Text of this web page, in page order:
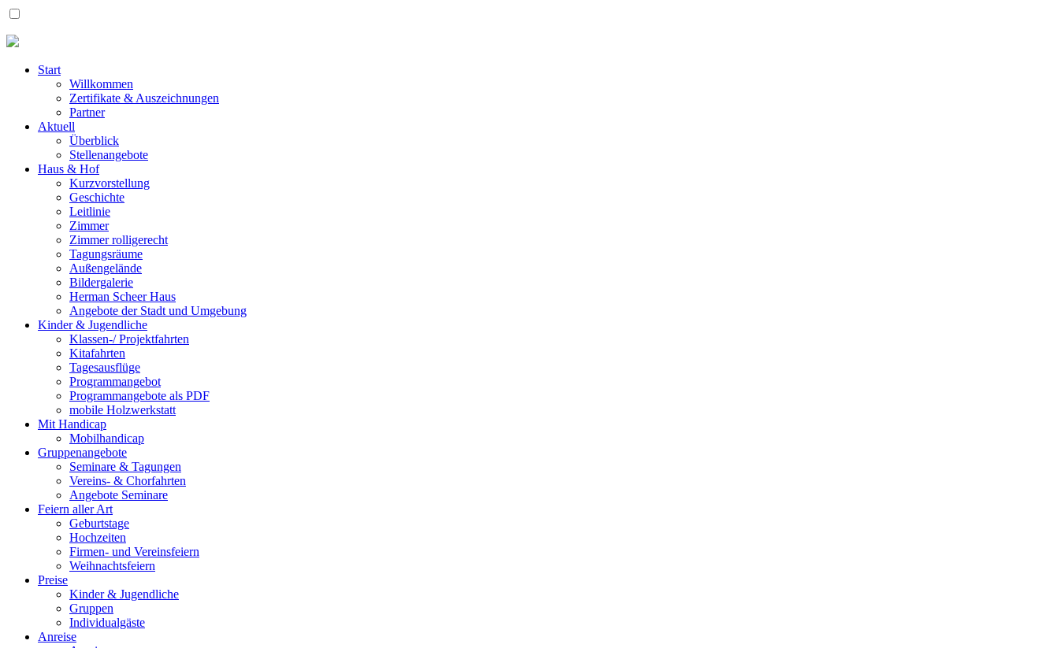
Start
Willkommen
Zertifikate & Auszeichnungen
Partner
Aktuell
Überblick
Stellenangebote
Haus & Hof
Kurzvorstellung
Geschichte
Leitlinie
Zimmer
Zimmer rolligerecht
Tagungsräume
Außengelände
Bildergalerie
Herman Scheer Haus
Angebote der Stadt und Umgebung
Kinder & Jugendliche
Klassen-/ Projektfahrten
Kitafahrten
Tagesausflüge
Programmangebot
Programmangebote als PDF
mobile Holzwerkstatt
Mit Handicap
Mobilhandicap
Gruppenangebote
Seminare & Tagungen
Vereins- & Chorfahrten
Angebote Seminare
Feiern aller Art
Geburtstage
Hochzeiten
Firmen- und Vereinsfeiern
Weihnachtsfeiern
Preise
Kinder & Jugendliche
Gruppen
Individualgäste
Anreise